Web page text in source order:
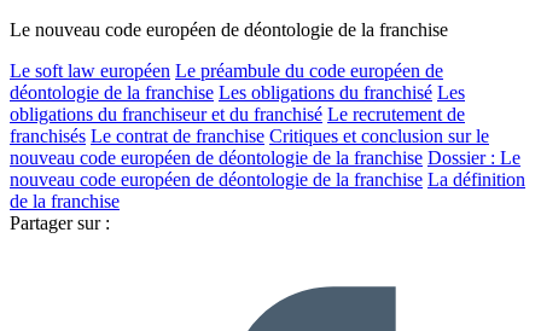
Le nouveau code européen de déontologie de la franchise
Le soft law européen Le préambule du code européen de
déontologie de la franchise Les obligations du franchisé Les
obligations du franchiseur et du franchisé Le recrutement de
franchisés Le contrat de franchise Critiques et conclusion sur le
nouveau code européen de déontologie de la franchise Dossier : Le
nouveau code européen de déontologie de la franchise La définition
de la franchise
Partager sur :